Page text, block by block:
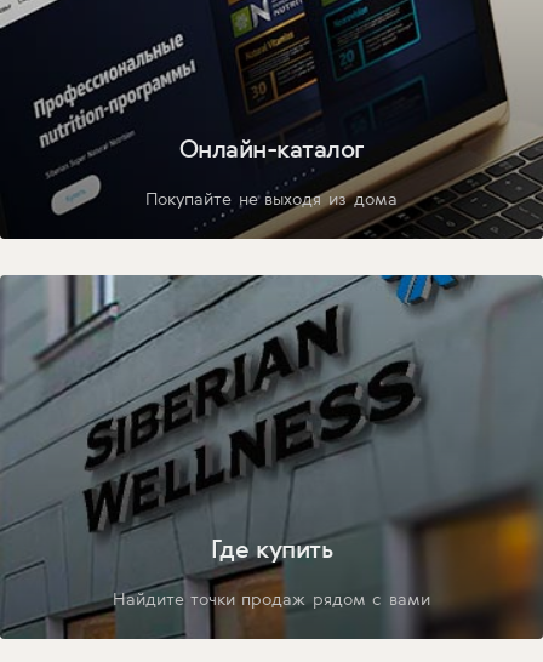
Онлайн-каталог
Покупайте не выходя из дома
Где купить
Найдите точки продаж рядом с вами